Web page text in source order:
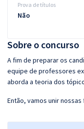
Sobre o concurso
A fim de preparar os
equipe de professores
aborda a teoria dos
Então, vamos unir
Prova de títulos
Não